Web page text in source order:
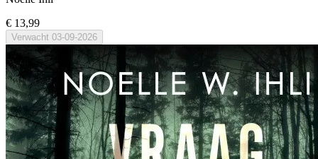
€ 13,99
Verwacht 03-09-2026